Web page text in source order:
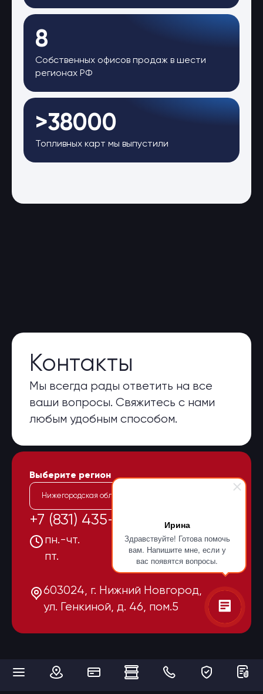
Ирина
Здравствуйте! Готова помочь
вам. Напишите мне, если у
вас появятся вопросы.
8
Собственных офисов продаж в шести
регионах РФ
>38000
Топливных карт мы выпустили
Контакты
Мы всегда рады ответить на все
ваши вопросы. Свяжитесь с нами
любым удобным способом.
Выберите регион
Нижегородская область
+7 (831) 435-15-55
пн.-чт.
пт.
08:00-17:00
08:00-16:00
603024, г. Нижний Новгород,
ул. Генкиной, д. 46, пом.5